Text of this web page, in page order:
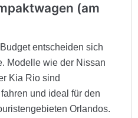
(am
entscheiden sich
Modelle wie der Nissan
Kia Rio sind
und ideal für den
Orlandos.